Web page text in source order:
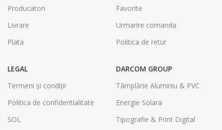
Producatori
Livrare
Plata
Favorite
Urmarire comanda
Politica de retur
LEGAL
Termeni și condiții
Politica de confidentialitate
SOL
DARCOM GROUP
Tâmplărie Aluminiu & PVC
Energie Solara
Tipografie & Print Digital